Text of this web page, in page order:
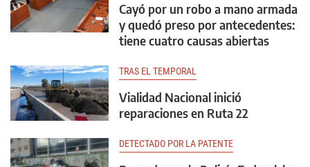
Cayó por un robo a mano armada
y quedó preso por antecedentes:
tiene cuatro causas abiertas
TRAS EL TEMPORAL
Vialidad Nacional inició
reparaciones en Ruta 22
DETECTADO POR LA PATENTE